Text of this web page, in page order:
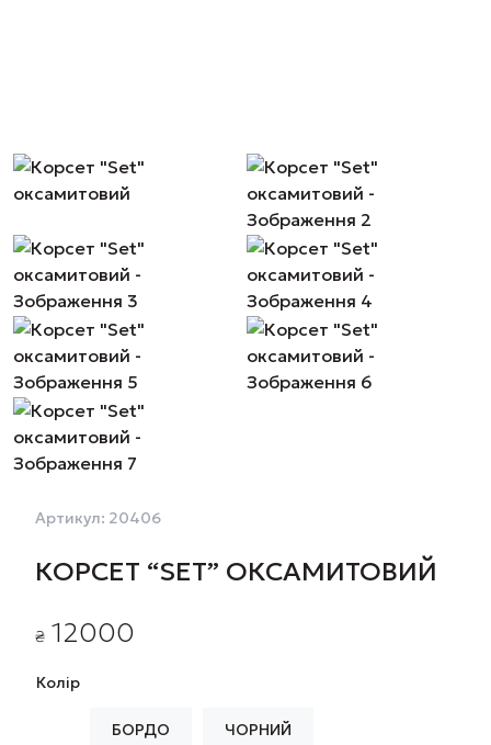
Артикул: 20406
КОРСЕТ “SET” ОКСАМИТОВИЙ
₴ 12000
Колір
БОРДО ЧОРНИЙ